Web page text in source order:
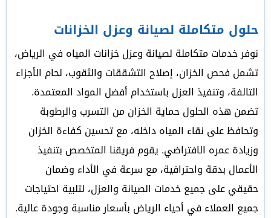
حلول متكاملة لصيانة وعزل الخزانات
نوفر خدمات متكاملة لصيانة وعزل خزانات المياه في الرياض،
تشمل فحص الخزان، إصلاح التشققات والثقوب، لحام الأجزاء
التالفة، وتنفيذ العزل باستخدام أفضل المواد المعتمدة.
تضمن هذه الحلول حماية الخزان من التسرب والرطوبة
وتحافظ على نقاء المياه داخله، مع تحسين كفاءة الخزان
وزيادة عمره الافتراضي. يقوم فريقنا المتخصص بتنفيذ
الأعمال بدقة واحترافية، مع سرعة في الأداء وضمان
حقيقي على جميع خدمات الصيانة والعزل، لتلبية احتياجات
جميع العملاء في أحياء الرياض بأسعار مناسبة وجودة عالية.